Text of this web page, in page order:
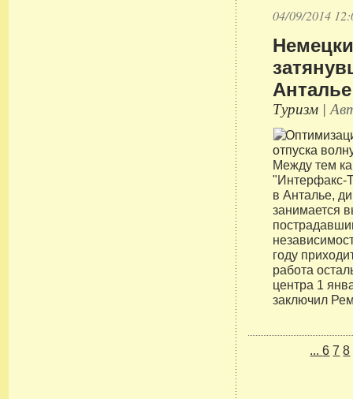
04/09/2014
Анталье
Туризм |
Между тем
"Интерфакс-
в Анталье,
занимается
году
работа
центра 1
заключил
...6 7 8